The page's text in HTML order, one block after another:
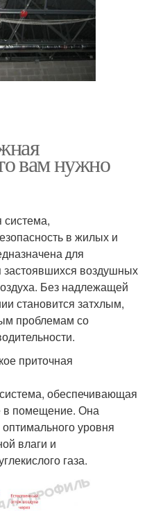
вам нужно
в жилых и
для
застоявшихся воздушных
Без надлежащей
становится затхлым,
проблемам со
приточная
обеспечивающая
в помещение. Она
уровня
влаги и
газа.